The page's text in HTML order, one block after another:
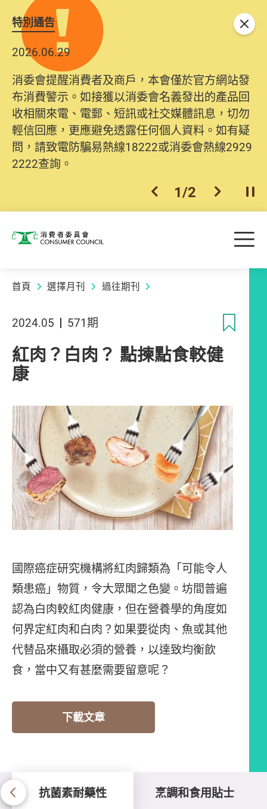
特別通告
2026.06.29
消委會提醒消費者及商戶，本會僅於官方網站發
布消費警示。如接獲以消委會名義發出的產品回
收相關來電、電郵、短訊或社交媒體訊息，切勿
輕信回應，更應避免透露任何個人資料。如有疑
問，請致電防騙易熱線18222或消委會熱線2929
2222查詢。
上一個
1/2 下一個開
關閉
消費者委員會 目
首頁 選擇月刊 過往期刊
2024.05 571期
紅肉？白肉？ 點揀點食較健
康
國際癌症研究機構將紅肉歸類為「可能令人
類患癌」物質，令大眾聞之色變。坊間普遍
認為白肉較紅肉健康，但在營養學的角度如
何界定紅肉和白肉？如果要從肉、魚或其他
代替品來攝取必須的營養，以達致均衡飲
食，當中又有甚麼需要留意呢？
下載文章
抗菌素耐藥性 烹調和食用貼士